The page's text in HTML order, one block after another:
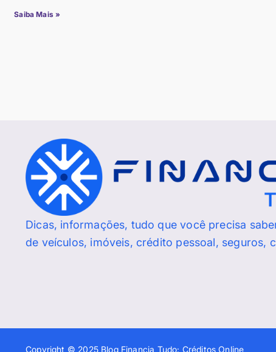
Saiba Mais »
Dicas, informações, tudo que você precisa
de veículos, imóveis, crédito pessoal, seguros,
Copyright © 2025 Blog Financia Tudo: Créditos Online